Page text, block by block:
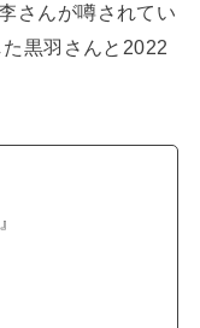
さんが噂されてい
黒羽さんと2022